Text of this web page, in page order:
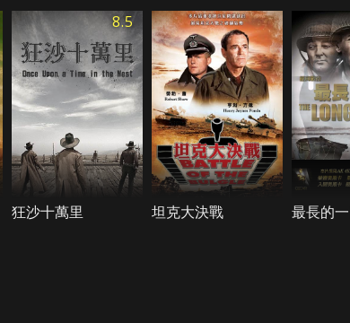
8.5
狂沙十萬里 坦克大決戰 最長的一